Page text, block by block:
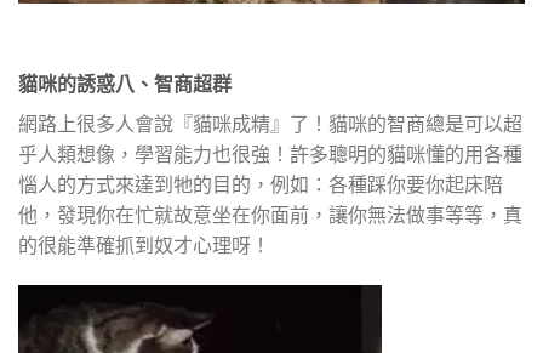
貓咪的誘惑八、智商超群
網路上很多人會說『貓咪成精』了！貓咪的智商總是可以超
乎人類想像，學習能力也很強！許多聰明的貓咪懂的用各種
惱人的方式來達到牠的目的，例如：各種踩你要你起床陪
他，發現你在忙就故意坐在你面前，讓你無法做事等等，真
的很能準確抓到奴才心理呀！